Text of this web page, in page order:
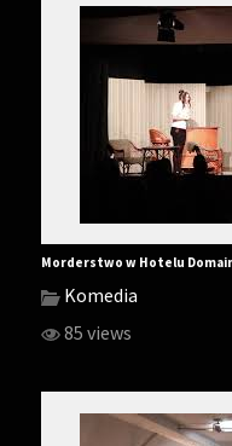
Morderstwo w Hotelu
Komedia
85 views